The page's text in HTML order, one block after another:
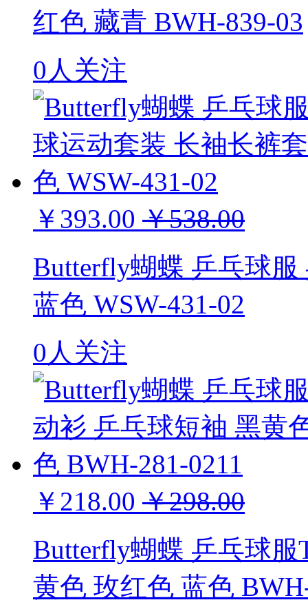
红色 藏青 BWH-839-03
0人关注
￥393.00 ￥538.00
Butterfly蝴蝶 乒乓球
蓝色 WSW-431-02
0人关注
￥218.00 ￥298.00
Butterfly蝴蝶 乒乓球
黄色 玫红色 蓝色